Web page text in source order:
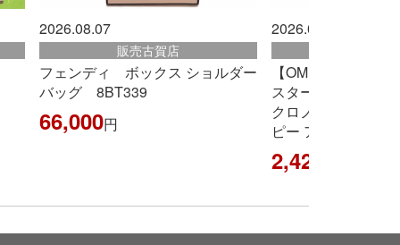
2026.08.07
販売古賀店
フェンディ ボックス ショルダー
バッグ 8BT339
66,000円
2026.08.07
【OMEGA】オメ
スター コーアクシ
クロノメーター シ
ピー アワード』
2,420,000